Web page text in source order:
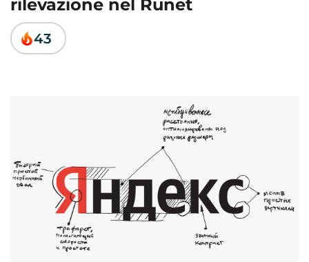
rilevazione nel Runet
43